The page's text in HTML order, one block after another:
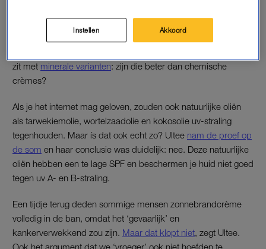
zit met minerale varianten: zijn die beter dan chemische
crèmes?
Als je het internet mag geloven, zouden ook natuurlijke oliën
als tarwekiemolie, wortelzaadolie en kokosolie uv-straling
tegenhouden. Maar ís dat ook echt zo? Ultee nam de proef op
de som en haar conclusie was duidelijk: nee. Deze natuurlijke
oliën hebben een te lage SPF en beschermen je huid niet goed
tegen uv A- en B-straling.
Een tijdje terug deden sommige mensen zonnebrandcrème
volledig in de ban, omdat het ‘gevaarlijk’ en
kankerverwekkend zou zijn. Maar dat klopt niet , zegt Ultee.
Ook het argument dat we ‘vroeger’ ook niet hoefden te
Instellen Akkoord